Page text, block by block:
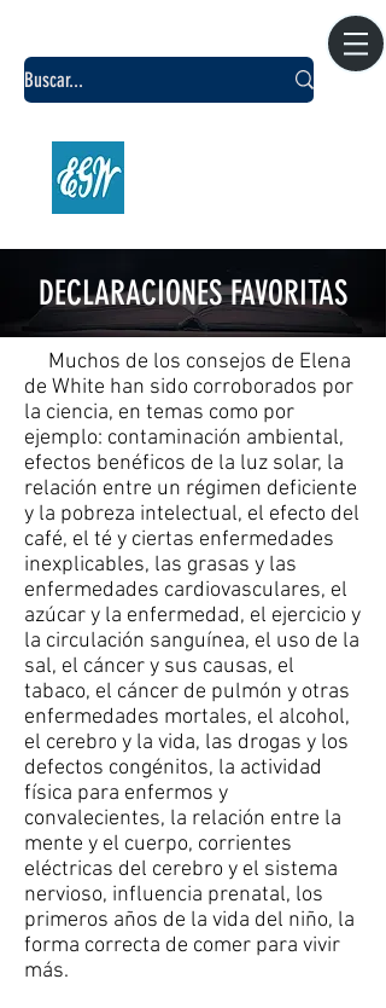
DECLARACIONES FAVORITAS
Muchos de los consejos de Elena
de White han sido corroborados por
la ciencia, en temas como por
ejemplo: contaminación ambiental,
efectos benéficos de la luz solar, la
relación entre un régimen deficiente
y la pobreza intelectual, el efecto del
café, el té y ciertas enfermedades
inexplicables, las grasas y las
enfermedades cardiovasculares, el
azúcar y la enfermedad, el ejercicio y
la circulación sanguínea, el uso de la
sal, el cáncer y sus causas, el
tabaco, el cáncer de pulmón y otras
enfermedades mortales, el alcohol,
el cerebro y la vida, las drogas y los
defectos congénitos, la actividad
física para enfermos y
convalecientes, la relación entre la
mente y el cuerpo, corrientes
eléctricas del cerebro y el sistema
nervioso, influencia prenatal, los
primeros años de la vida del niño, la
forma correcta de comer para vivir
más.